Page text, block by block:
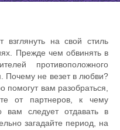
на свой стиль
Прежде чем обвинять в
противоположного
Почему не везет в любви?
помогут вам разобраться,
от партнеров, к чему
вам следует отдавать в
загадайте период, на